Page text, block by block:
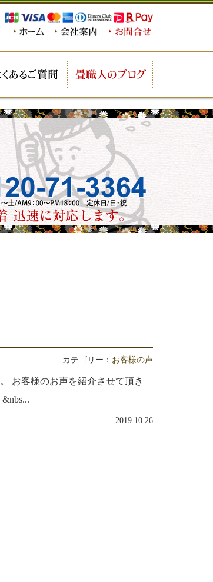
カテゴリー： お客様の声
お客様のお声を紹介させて頂き
2019.10.26